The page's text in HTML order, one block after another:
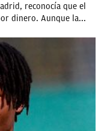
reconocía que el
dinero. Aunque la...